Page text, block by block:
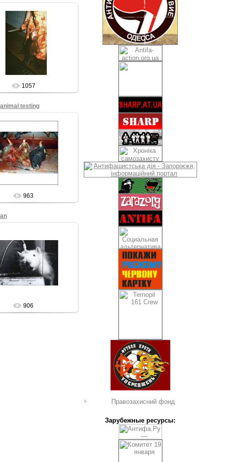
27.08.2009
Sham69
1057
testing
27.08.2009
Sham69
963
27.08.2009
Sham69
906
Правозахисний фонд
Зарубежные ресурсы: